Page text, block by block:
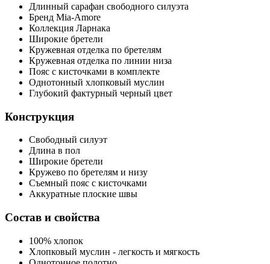
Длинный сарафан свободного силуэта
Бренд Mia-Amore
Коллекция Ларнака
Широкие бретели
Кружевная отделка по бретелям
Кружевная отделка по линии низа
Пояс с кисточками в комплекте
Однотонный хлопковый муслин
Глубокий фактурный черный цвет
Конструкция
Свободный силуэт
Длина в пол
Широкие бретели
Кружево по бретелям и низу
Съемный пояс с кисточками
Аккуратные плоские швы
Состав и свойства
100% хлопок
Хлопковый муслин - легкость и мягкость